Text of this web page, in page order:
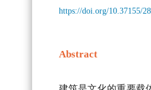
https://doi.org/10.37155/
Abstract